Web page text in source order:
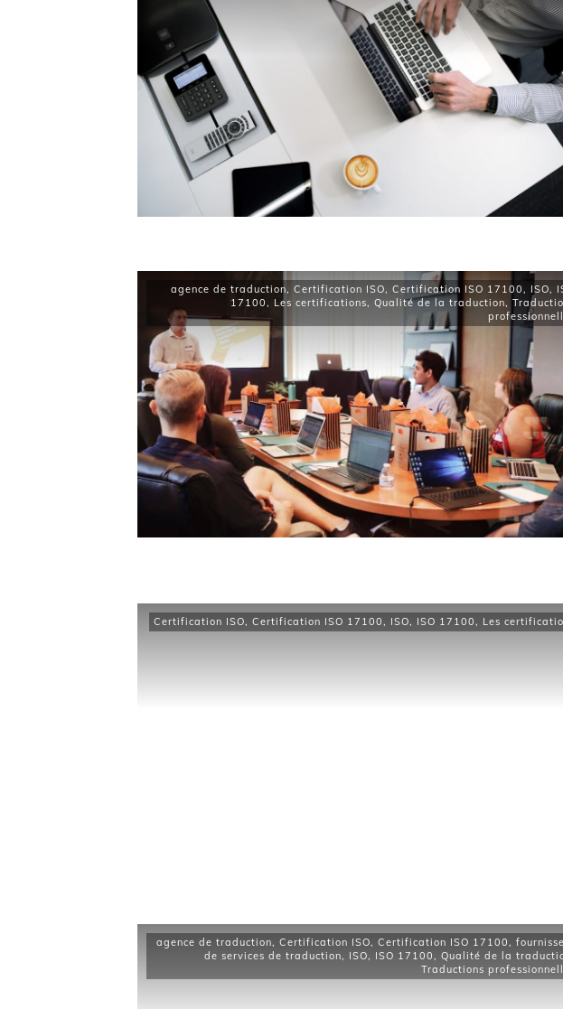
agence de traduction, Certification ISO, Certification ISO 17100, ISO,
17100, Les certifications, Qualité de la traduction,
Certification ISO, Certification ISO 17100, ISO, ISO 17100, Les
agence de traduction, Certification ISO, Certification ISO 17100,
de services de traduction, ISO, ISO 17100, Qualité de la
Traductions